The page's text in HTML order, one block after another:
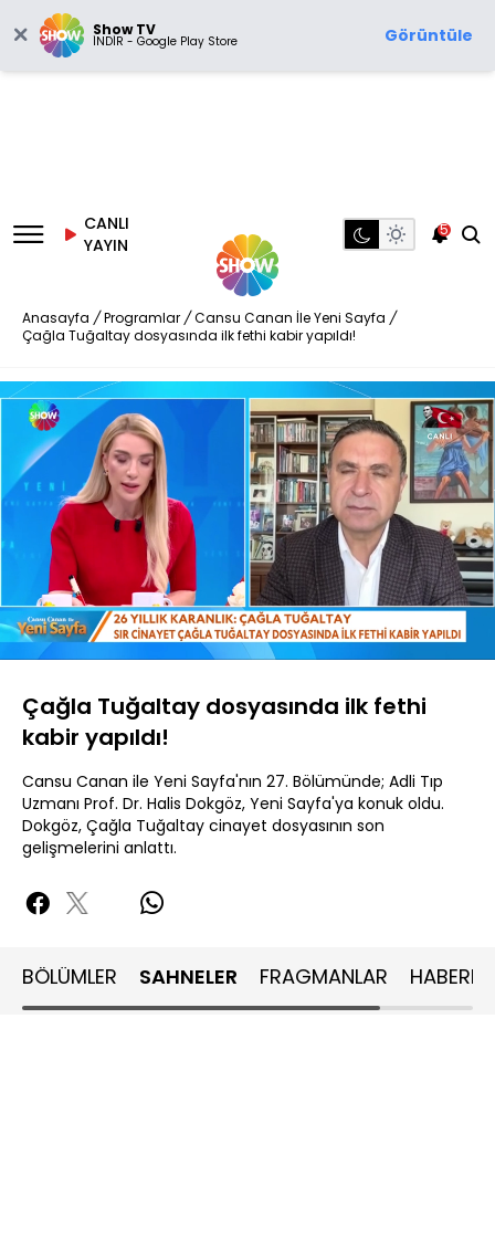
Show TV
İNDİR - Google Play Store Görüntüle
CANLI
YAYIN
5
Anasayfa / Programlar / Cansu Canan İle Yeni Sayfa /
Çağla Tuğaltay dosyasında ilk fethi kabir yapıldı!
Sesi
Aç
480P
Yüklendi
31.81%
Oynatma
Hızı
Çağla Tuğaltay dosyasında ilk fethi
kabir yapıldı!
Cansu Canan ile Yeni Sayfa'nın 27. Bölümünde; Adli Tıp
Uzmanı Prof. Dr. Halis Dokgöz, Yeni Sayfa'ya konuk oldu.
Dokgöz, Çağla Tuğaltay cinayet dosyasının son
gelişmelerini anlattı.
BÖLÜMLER SAHNELER FRAGMANLAR